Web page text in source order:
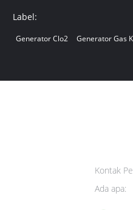
Label:
Generator Clo2 Generator Gas
Kontak
Ada apa: